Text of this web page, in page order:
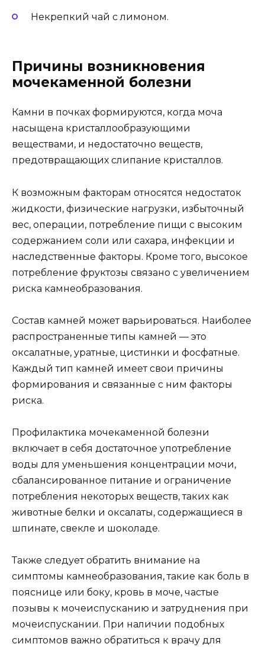
Некрепкий чай с лимоном.
Причины возникновения
мочекаменной болезни
Камни в почках формируются, когда моча
насыщена кристаллообразующими
веществами, и недостаточно веществ,
предотвращающих слипание кристаллов.
К возможным факторам относятся недостаток
жидкости, физические нагрузки, избыточный
вес, операции, потребление пищи с высоким
содержанием соли или сахара, инфекции и
наследственные факторы. Кроме того, высокое
потребление фруктозы связано с увеличением
риска камнеобразования.
Состав камней может варьироваться. Наиболее
распространенные типы камней — это
оксалатные, уратные, цистинки и фосфатные.
Каждый тип камней имеет свои причины
формирования и связанные с ним факторы
риска.
Профилактика мочекаменной болезни
включает в себя достаточное употребление
воды для уменьшения концентрации мочи,
сбалансированное питание и ограничение
потребления некоторых веществ, таких как
животные белки и оксалаты, содержащиеся в
шпинате, свекле и шоколаде.
Также следует обратить внимание на
симптомы камнеобразования, такие как боль в
пояснице или боку, кровь в моче, частые
позывы к мочеиспусканию и затруднения при
мочеиспускании. При наличии подобных
симптомов важно обратиться к врачу для